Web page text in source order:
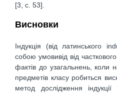
[3, c. 53].
Висновки
Індукція (від латинського
собою умовивід від
фактів до узагальнень, коли
предметів класу робиться
метод дослідження